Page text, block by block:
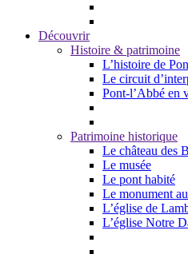
Découvrir
Histoire & patrimoine
L’histoire de
Le circuit
Pont-l’Abbé en
Patrimoine historique
Le château des
Le musée
Le pont habité
Le monument
L’église de
L’église Notre